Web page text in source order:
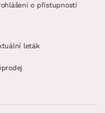
o přístupnosti
leták